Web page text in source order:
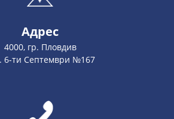
Адрес
4000, гр. Пловдив
6-ти Септември №167